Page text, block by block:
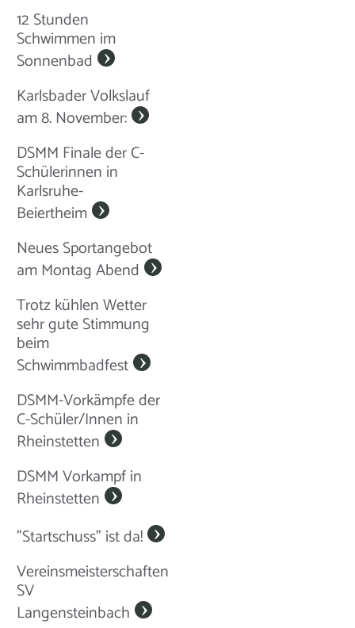
12 Stunden
Schwimmen im
Sonnenbad
Karlsbader Volkslauf
am 8. November:
DSMM Finale der C-
Schülerinnen in
Karlsruhe-
Beiertheim
Neues Sportangebot
am Montag Abend
Trotz kühlen Wetter
sehr gute Stimmung
beim
Schwimmbadfest
DSMM-Vorkämpfe der
C-Schüler/Innen in
Rheinstetten
DSMM Vorkampf in
Rheinstetten
"Startschuss" ist da!
Vereinsmeisterschaften
SV
Langensteinbach